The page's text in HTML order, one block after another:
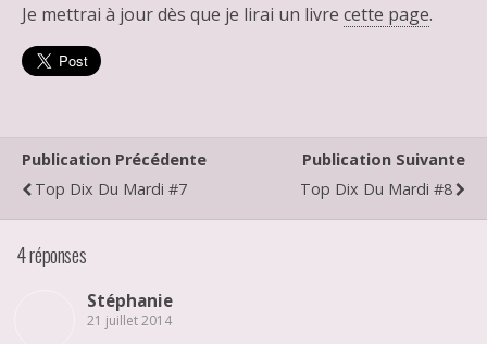
Je mettrai à jour dès que je lirai un livre cette page.
Publication Précédente
Top Dix Du Mardi #7
Publication Suivante
Top Dix Du Mardi #8
4 réponses
Stéphanie
21 juillet 2014